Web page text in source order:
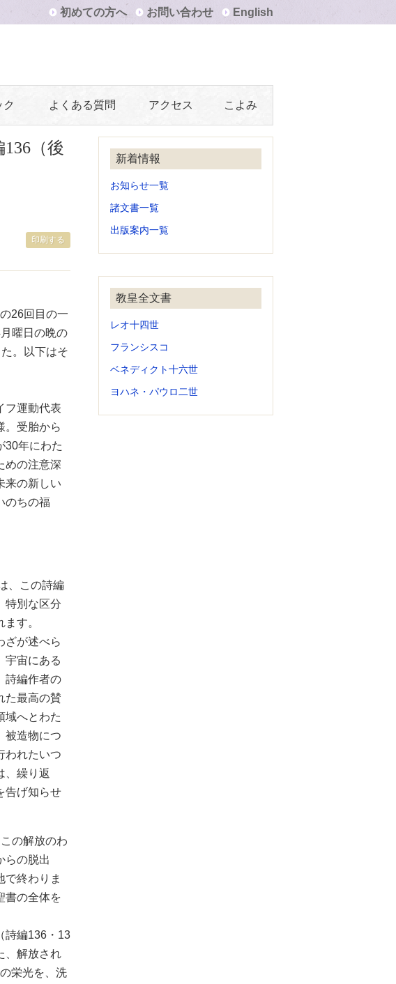
初めての方へ お問い合わせ English
よくある質問 アクセス こよみ
（後
印刷する
26回目の一
曜日の晩の
。以下はそ
フ運動代表
。受胎から
30年にわた
めの注意深
来の新しい
のちの福
、この詩編
特別な区分
す。
ざが述べら
宇宙にある
詩編作者の
た最高の賛
域へとわた
被造物につ
われたいつ
、繰り返
告げ知らせ
の解放のわ
らの脱出
で終わりま
書の全体を
詩編136・13
、解放され
栄光を、洗
新着情報
お知らせ一覧
諸文書一覧
出版案内一覧
教皇全文書
レオ十四世
フランシスコ
ベネディクト十六世
ヨハネ・パウロ二世